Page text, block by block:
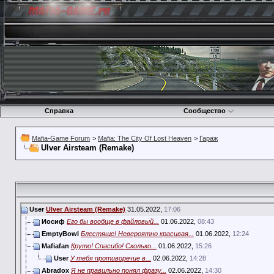
Справка Сообщество
Mafia-Game Forum > Mafia: The City Of Lost Heaven > Гараж
Ulver Airsteam (Remake)
User Ulver Airsteam (Remake) 31.05.2022, 17:06
Иосиф Его бы вообще в файловый... 01.06.2022, 08:43
EmptyBowl Блестяще! Невероятно красивая... 01.06.2022, 12:24
Mafiafan Круто! Спасибо! Сколько... 01.06.2022, 15:26
User У тебя противоречие в... 02.06.2022, 14:28
Abradox Я не правильно понял фразу... 02.06.2022, 14:30